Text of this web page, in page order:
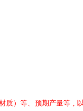
质）等、预期产量等 ,